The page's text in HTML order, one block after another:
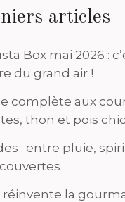
articles
Box mai 2026 :
du grand air !
complète aux
thon et pois
: entre pluie,
réinvente la